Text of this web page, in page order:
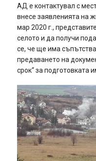
АД е контактувал с
внесе заявленията на
мар 2020 г.,
селото и да получи
се, че ще има
предаването на
срок“ за подготовката